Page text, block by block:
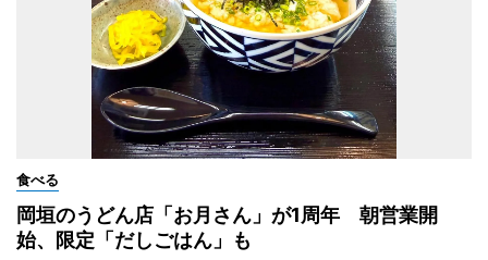
食べる
岡垣のうどん店「お月さん」が1周年 朝営業開
始、限定「だしごはん」も